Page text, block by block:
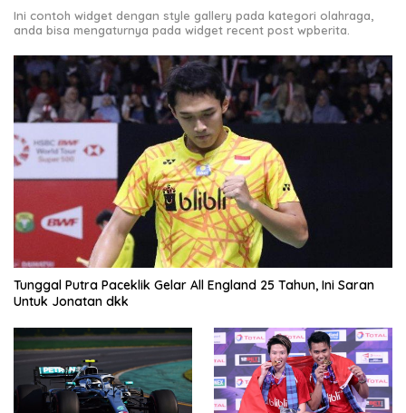
Ini contoh widget dengan style gallery pada kategori olahraga,
anda bisa mengaturnya pada widget recent post wpberita.
Tunggal Putra Paceklik Gelar All England 25 Tahun, Ini Saran
Untuk Jonatan dkk